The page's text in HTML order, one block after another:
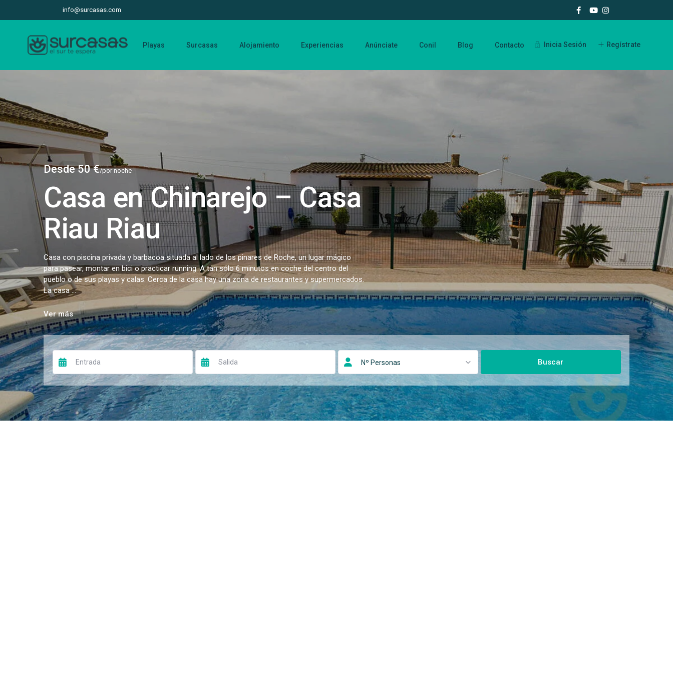
info@surcasas.com
Inicia Sesión Regístrate
Playas Surcasas Alojamiento Experiencias Anúnciate Conil Blog Contacto
Desde 50 €/por noche
Casa en Chinarejo – Casa
Riau Riau
Casa con piscina privada y barbacoa situada al lado de los pinares de Roche, un lugar mágico
para pasear, montar en bici o practicar running. A tan sólo 6 minutos en coche del centro del
pueblo o de sus playas y calas. Cerca de la casa hay una zona de restaurantes y supermercados.
La casa ...
Ver más
Nº Personas